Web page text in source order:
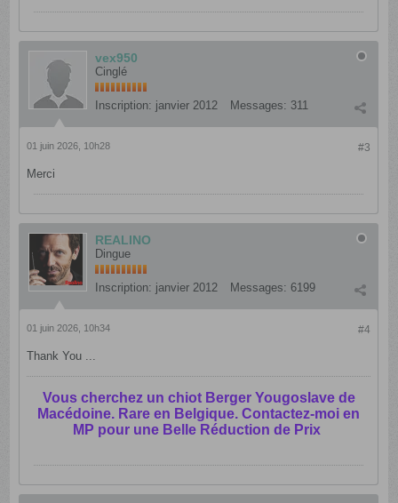
vex950
Cinglé
Inscription: janvier 2012 Messages: 311
#3
01 juin 2026, 10h28
Merci
REALINO
Dingue
Inscription: janvier 2012 Messages: 6199
#4
01 juin 2026, 10h34
Thank You ...
Vous cherchez un chiot Berger Yougoslave de
Macédoine. Rare en Belgique. Contactez-moi en
MP pour une Belle Réduction de Prix